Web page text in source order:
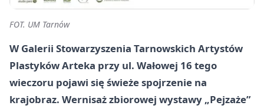
FOT. UM Tarnów
W Galerii Stowarzyszenia Tarnowskich Artystów
Plastyków Arteka przy ul. Wałowej 16 tego
wieczoru pojawi się świeże spojrzenie na
krajobraz. Wernisaż zbiorowej wystawy „Pejzaże”